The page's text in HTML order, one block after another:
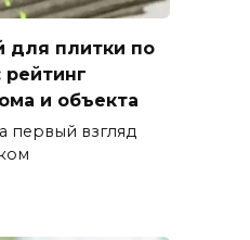
для плитки по
и объекта
первый взгляд